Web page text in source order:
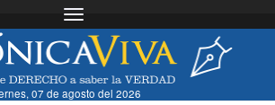
Toggle navigation
07 de agosto del 2026